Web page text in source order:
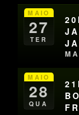
MAIO
27
TER
MAIO
28
QUA